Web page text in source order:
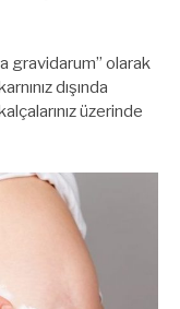
gravidarum” olarak
dışında
üzerinde